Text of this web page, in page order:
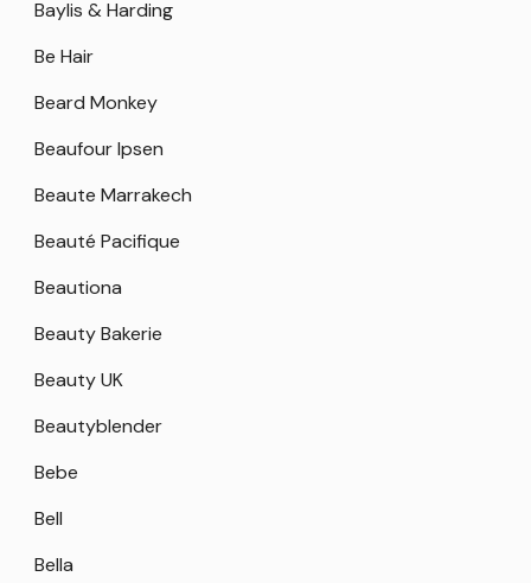
Baylis & Harding
Be Hair
Beard Monkey
Beaufour Ipsen
Beaute Marrakech
Beauté Pacifique
Beautiona
Beauty Bakerie
Beauty UK
Beautyblender
Bebe
Bell
Bella